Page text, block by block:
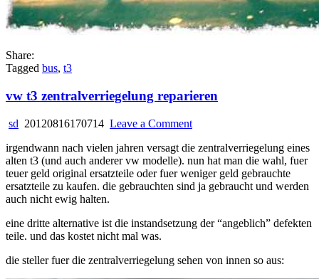
Share:
Tagged bus, t3
vw t3 zentralverriegelung reparieren
sd 20120816170714 Leave a Commenton
t3
zentralverriegelung
reparieren
irgendwann nach vielen jahren versagt die zentralverriegelung eines
alten t3 (und auch anderer vw modelle). nun hat man die wahl, fuer
teuer geld original ersatzteile oder fuer weniger geld gebrauchte
ersatzteile zu kaufen. die gebrauchten sind ja gebraucht und werden
auch nicht ewig halten.
eine dritte alternative ist die instandsetzung der “angeblich” defekten
teile. und das kostet nicht mal was.
die steller fuer die zentralverriegelung sehen von innen so aus: